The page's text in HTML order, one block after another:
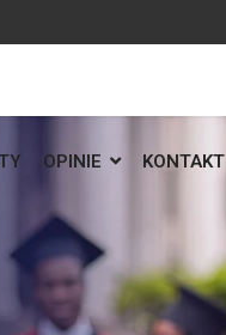
OPINIE KONTAKT